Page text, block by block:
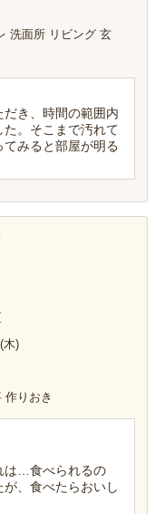
洗面所 リビング 玄
き、時間の範囲内
。そこまで汚れて
みると部屋が明る
木)
作りおき
は…食べられるの
、食べたらおいし